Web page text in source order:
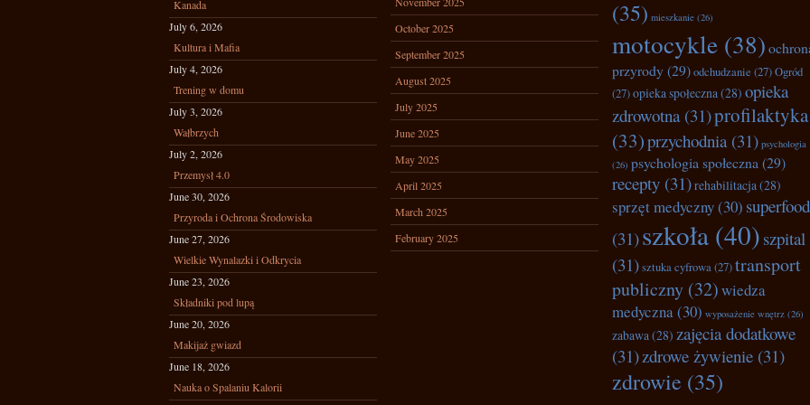
Kanada
July 6, 2026
Kultura i Mafia
July 4, 2026
Trening w domu
July 3, 2026
Wałbrzych
July 2, 2026
Przemysł 4.0
June 30, 2026
Przyroda i Ochrona Środowiska
June 27, 2026
Wielkie Wynalazki i Odkrycia
June 23, 2026
Składniki pod lupą
June 20, 2026
Makijaż gwiazd
June 18, 2026
Nauka o Spalaniu Kalorii
October 2025
September 2025
August 2025
July 2025
June 2025
May 2025
April 2025
March 2025
February 2025
(35) mieszkanie (26)
motocykle (38)
przyrody(29)odchudzanie (27)Ogród
(27)opieka społeczna(28) opieka
zdrowotna(31)profilaktyka
(33)przychodnia(31) psychologia
(26) psychologia społeczna (29)
recepty (31)rehabilitacja(28)
sprzęt medyczny(30)
(31)szkoła (40) szpital
(31)sztuka cyfrowa(27)transport
publiczny (32)wiedza
medyczna(30) wyposażenie wnętrz (26)
zabawa(28) zajęcia dodatkowe
(31)zdrowe żywienie (31)
zdrowie (35)